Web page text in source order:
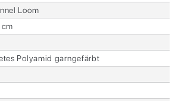
Loom
Po­ly­amid garn­ge­färbt